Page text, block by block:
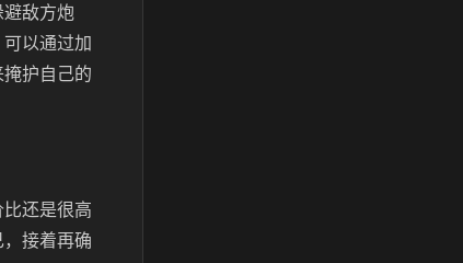
敌方炮
以通过加
护自己的
还是很高
接着再确